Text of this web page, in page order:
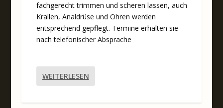
fachgerecht trimmen und scheren lassen, auch
Krallen, Analdrüse und Ohren werden
entsprechend gepflegt. Termine erhalten sie
nach telefonischer Absprache
WEITERLESEN